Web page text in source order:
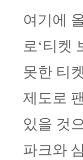
여기에
로‘티켓
못한 티
제도로
있을 것
파크와